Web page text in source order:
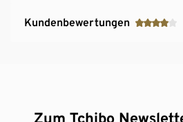
Kundenbewertungen
Zum Tchibo